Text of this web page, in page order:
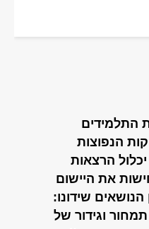
התלמידים
הנפוצות
הרצאות
את היישום
שידונו:
תמחור וגידור של